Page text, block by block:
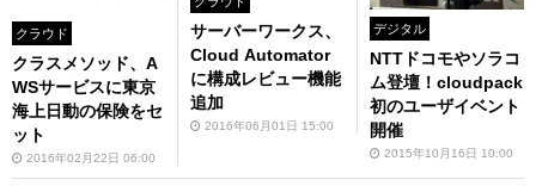
クラウド
クラスメソッド、A
WSサービスに東京
海上日動の保険をセ
ット
2016年02月22日 06:00
サーバーワークス、
Cloud Automator
に構成レビュー機能
追加
2016年06月01日 15:00
デジタル
NTTドコモやソラコ
ム登壇！cloudpack
初のユーザイベント
開催
2015年10月16日 10:00